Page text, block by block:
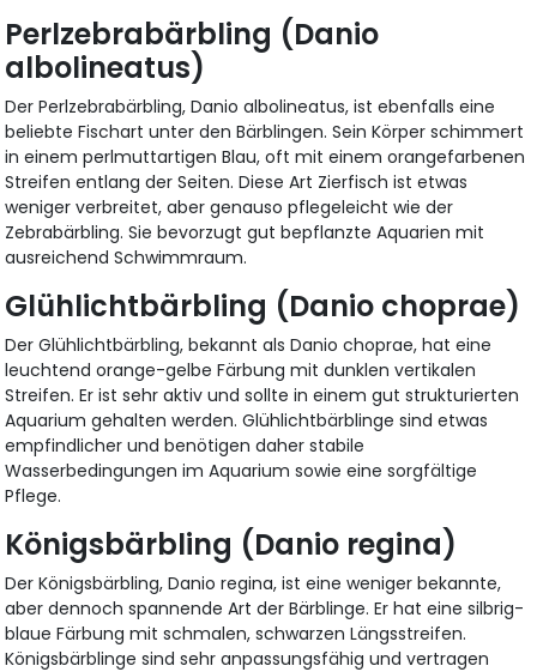
Perlzebrabärbling (Danio
albolineatus)
Der Perlzebrabärbling, Danio albolineatus, ist ebenfalls eine
beliebte Fischart unter den Bärblingen. Sein Körper schimmert
in einem perlmuttartigen Blau, oft mit einem orangefarbenen
Streifen entlang der Seiten. Diese Art Zierfisch ist etwas
weniger verbreitet, aber genauso pflegeleicht wie der
Zebrabärbling. Sie bevorzugt gut bepflanzte Aquarien mit
ausreichend Schwimmraum.
Glühlichtbärbling (Danio choprae)
Der Glühlichtbärbling, bekannt als Danio choprae, hat eine
leuchtend orange-gelbe Färbung mit dunklen vertikalen
Streifen. Er ist sehr aktiv und sollte in einem gut strukturierten
Aquarium gehalten werden. Glühlichtbärblinge sind etwas
empfindlicher und benötigen daher stabile
Wasserbedingungen im Aquarium sowie eine sorgfältige
Pflege.
Königsbärbling (Danio regina)
Der Königsbärbling, Danio regina, ist eine weniger bekannte,
aber dennoch spannende Art der Bärblinge. Er hat eine silbrig-
blaue Färbung mit schmalen, schwarzen Längsstreifen.
Königsbärblinge sind sehr anpassungsfähig und vertragen